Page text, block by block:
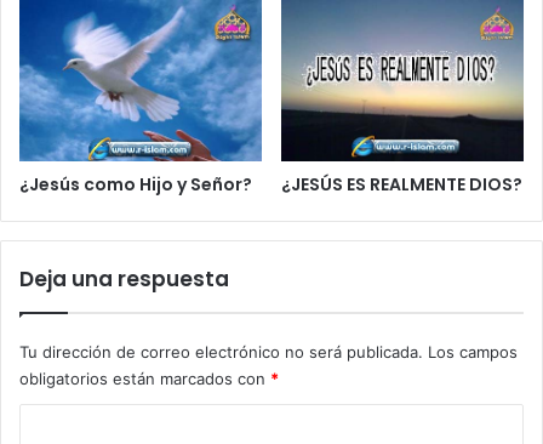
¿Jesús como Hijo y Señor? ¿JESÚS ES REALMENTE DIOS?
Deja una respuesta
Tu dirección de correo electrónico no será publicada. Los campos
obligatorios están marcados con *